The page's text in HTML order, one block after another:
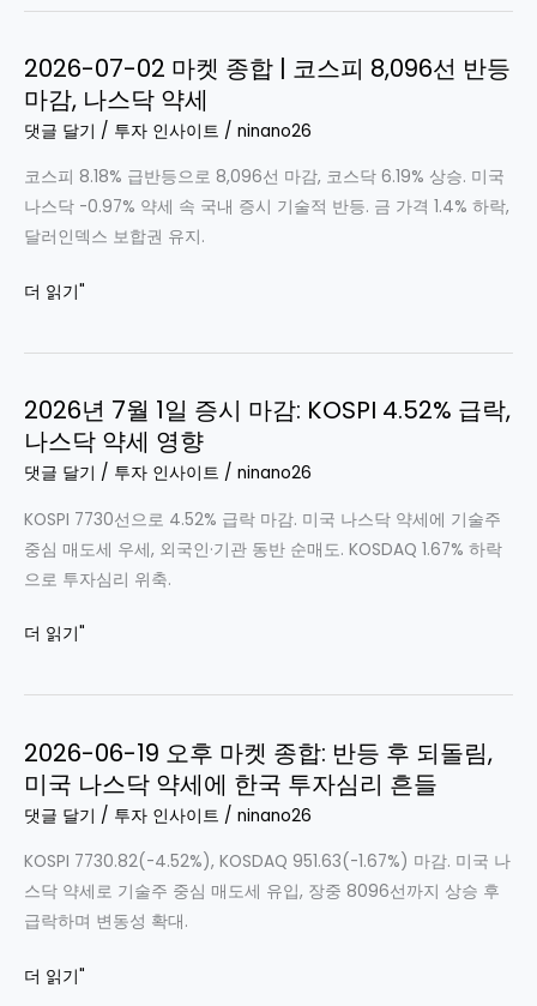
주
세,
한
국
증
시
정
07
리
마
켓
포
트:
기
속
증
시
혼
조
2026-07-02 마켓 종합 | 코스피 8,096선 반등
마감, 나스닥 약세
댓글 달기 / 투자 인사이트 / ninano26
코스피 8.18% 급반등으로 8,096선 마감, 코스닥 6.19% 상승. 미국
나스닥 -0.97% 약세 속 국내 증시 기술적 반등. 금 가격 1.4% 하락,
달러인덱스 보합권 유지.
2026-
02
켓
종
합
코
스
피
마
감,
스
닥
약
세
더 읽기"
2026년 7월 1일 증시 마감: KOSPI 4.52% 급락,
나스닥 약세 영향
댓글 달기 / 투자 인사이트 / ninano26
KOSPI 7730선으로 4.52% 급락 마감. 미국 나스닥 약세에 기술주
중심 매도세 우세, 외국인·기관 동반 순매도. KOSDAQ 1.67% 하락
으로 투자심리 위축.
2026
7
1
일
증
마
감:
KOSPI
급
더 읽기"
2026-06-19 오후 마켓 종합: 반등 후 되돌림,
미국 나스닥 약세에 한국 투자심리 흔들
댓글 달기 / 투자 인사이트 / ninano26
KOSPI 7730.82(-4.52%), KOSDAQ 951.63(-1.67%) 마감. 미국 나
스닥 약세로 기술주 중심 매도세 유입, 장중 8096선까지 상승 후
급락하며 변동성 확대.
2026-
더 읽기"